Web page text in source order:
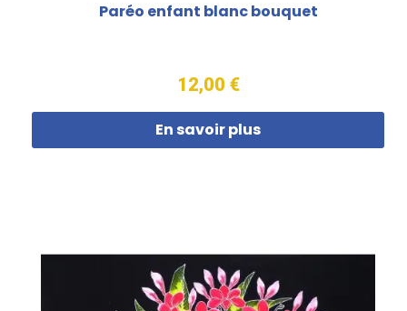
Paréo enfant blanc bouquet
12,00 €
En savoir plus